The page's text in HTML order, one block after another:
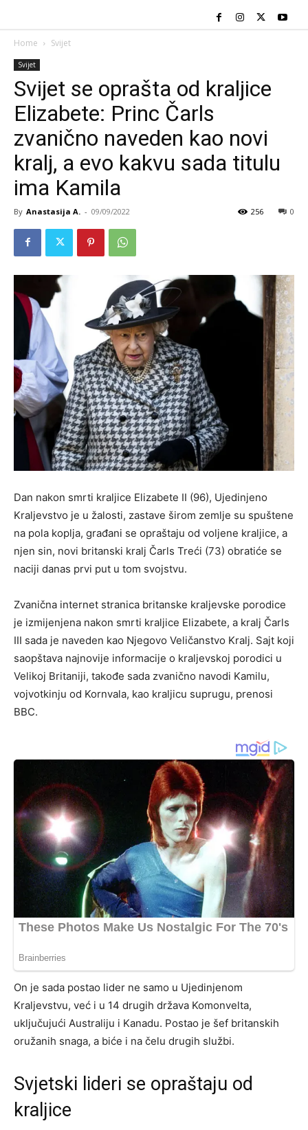
Home Svijet
Svijet
Svijet se oprašta od kraljice
Elizabete: Princ Čarls
zvanično naveden kao novi
kralj, a evo kakvu sada titulu
ima Kamila
By Anastasija A. - 09/09/2022 0
256
Dan nakon smrti kraljice Elizabete II (96), Ujedinjeno
Kraljevstvo je u žalosti, zastave širom zemlje su spuštene
na pola koplja, građani se opraštaju od voljene kraljice, a
njen sin, novi britanski kralj Čarls Treći (73) obratiće se
naciji danas prvi put u tom svojstvu.
Zvanična internet stranica britanske kraljevske porodice
je izmijenjena nakon smrti kraljice Elizabete, a kralj Čarls
III sada je naveden kao Njegovo Veličanstvo Kralj. Sajt koji
saopštava najnovije informacije o kraljevskoj porodici u
Velikoj Britaniji, takođe sada zvanično navodi Kamilu,
vojvotkinju od Kornvala, kao kraljicu suprugu, prenosi
BBC.
On je sada postao lider ne samo u Ujedinjenom
Kraljevstvu, već i u 14 drugih država Komonvelta,
uključujući Australiju i Kanadu. Postao je šef britanskih
oružanih snaga, a biće i na čelu drugih službi.
Svjetski lideri se opraštaju od
kraljice